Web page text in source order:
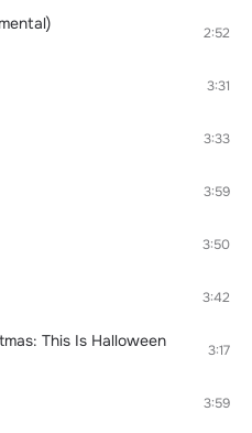
2:52
3:31
3:33
3:59
3:50
3:42
This Is Halloween 3:17
3:59